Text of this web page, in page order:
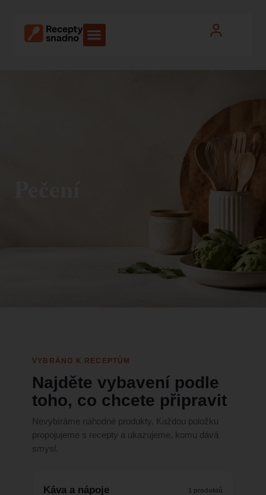
VYBRÁNO K RECEPTŮM
Najděte vybavení podle
toho, co chcete připravit
Nevybíráme náhodné produkty. Každou položku
propojujeme s recepty a ukazujeme, komu dává
smysl.
Káva a nápoje 1 produktů